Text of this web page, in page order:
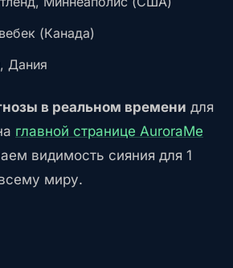
(Канада)
Дания
в реальном времени для
главной странице AuroraMe
видимость сияния для 1
миру.